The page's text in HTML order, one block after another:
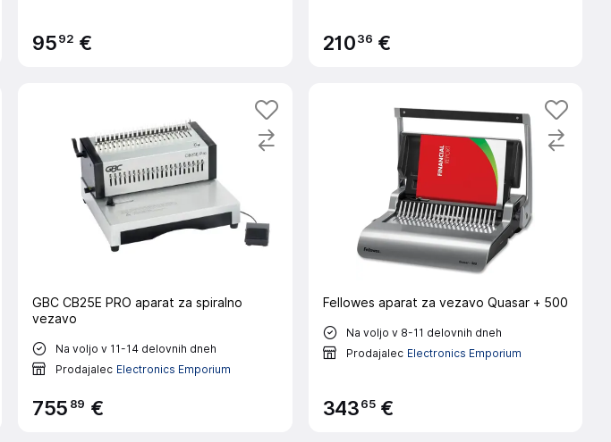
9592 € 21036 €
GBC CB25E PRO aparat za spiralno
vezavo
Na voljo v 11-14 delovnih dneh
Prodajalec Electronics Emporium
755 89 €
Fellowes aparat za vezavo Quasar + 500
Na voljo v 8-11 delovnih dneh
Prodajalec Electronics Emporium
34365 €